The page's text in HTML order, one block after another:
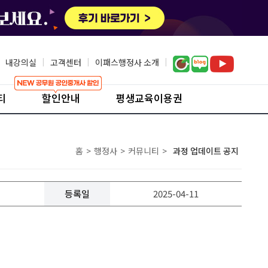
내강의실 | 고객센터 | 이패스행정사 소개 |
할인안내 평생교육이용권
홈 > 행정사 > 커뮤니티 > 과정 업데이트 공지
등록일 2025-04-11